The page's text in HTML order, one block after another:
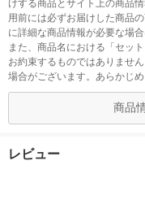
けする商品とサイト上の商品
用前には必ずお届けした商品
に詳細な商品情報が必要な場
また、商品名における「セッ
お約束するものではありませ
場合がございます。あらかじめ
商品
レビュー